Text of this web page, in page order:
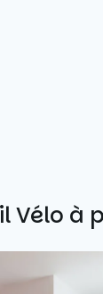
Vélo à